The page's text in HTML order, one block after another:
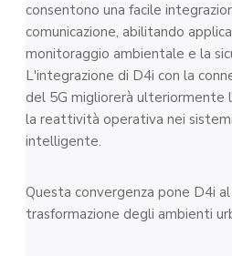
consentono una facile
comunicazione, abilitando
monitoraggio ambientale e la
L'integrazione di D4i con la
del 5G migliorerà ulteriormente
la reattività operativa nei
intelligente.
Questa convergenza pone D4i
trasformazione degli ambienti